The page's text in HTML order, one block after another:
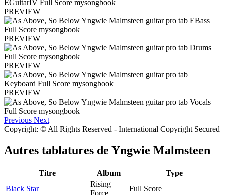
PREVIEW
PREVIEW
PREVIEW
PREVIEW
Previous Next
Copyright: © All Rights Reserved - International Copyright Secured
Autres tablatures de Yngwie Malmsteen
Titre Album
Type
Black Star
Rising
Force
Full Score